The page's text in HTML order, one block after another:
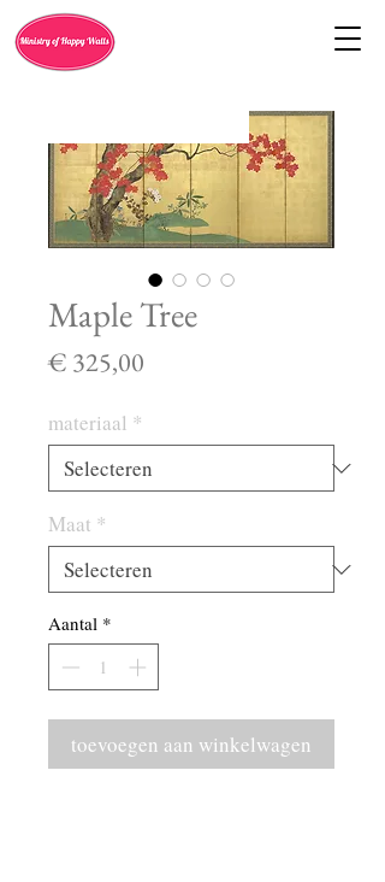
Maple Tree
€ 325,00
materiaal *
Maat *
Aantal *
toevoegen aan winkelwagen